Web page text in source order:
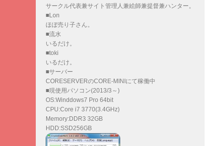
サークル代表兼サイト管理人兼絵師兼提督兼ハンター。
■Lon
ほぼ売り子さん。
■流水
いるだけ。
■toki
いるだけ。
■サーバー
CORESERVERのCORE-MINIにて稼働中
■現使用パソコン(2013/3～)
OS:Winddows7 Pro 64bit
CPU:Core i7 3770(3.4GHz)
Memory:DDR3 32GB
HDD:SSD256GB